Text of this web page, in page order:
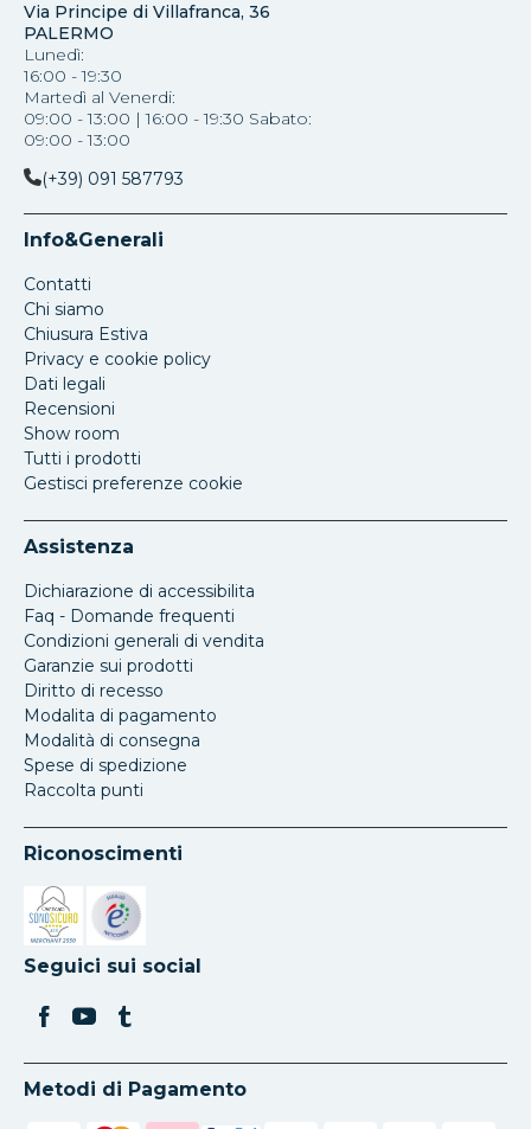
Via Principe di Villafranca, 36
PALERMO
Lunedì:
16:00 - 19:30
Martedì al Venerdi:
09:00 - 13:00 | 16:00 - 19:30 Sabato:
09:00 - 13:00
(+39) 091 587793
Info&Generali
Contatti
Chi siamo
Chiusura Estiva
Privacy e cookie policy
Dati legali
Recensioni
Show room
Tutti i prodotti
Gestisci preferenze cookie
Assistenza
Dichiarazione di accessibilita
Faq - Domande frequenti
Condizioni generali di vendita
Garanzie sui prodotti
Diritto di recesso
Modalita di pagamento
Modalità di consegna
Spese di spedizione
Raccolta punti
Riconoscimenti
Si apre in una nuova scheda
Si apre in una nuova scheda
Seguici sui social
Metodi di Pagamento